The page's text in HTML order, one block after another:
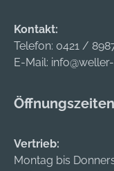
Kontakt:
Telefon: 0421 /
E-Mail:
Öffnungszeiten
Vertrieb:
Montag bis